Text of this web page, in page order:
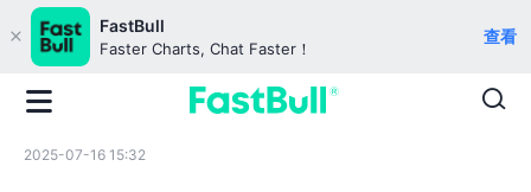
FastBull
Faster Charts, Chat Faster！
查看
2025-07-16 15:32